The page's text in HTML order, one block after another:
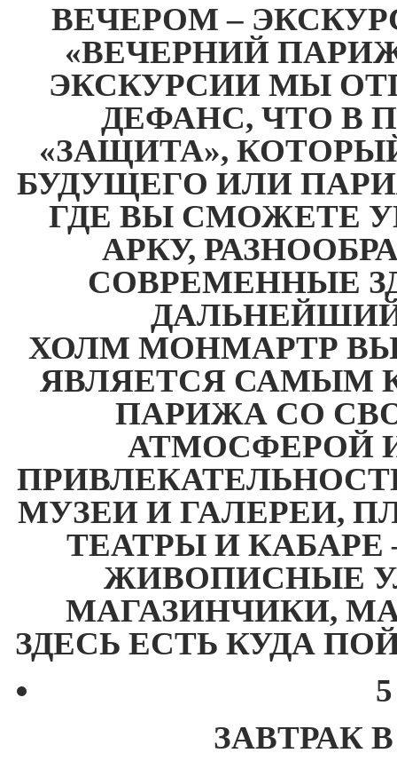
ВЕЧЕРОМ –
«ВЕЧЕРНИЙ
ЭКСКУРСИИ МЫ
ДЕФАНС, ЧТО В
«ЗАЩИТА»,
БУДУЩЕГО ИЛИ
ГДЕ ВЫ СМОЖЕТЕ
АРКУ,
СОВРЕМЕННЫЕ
ХОЛМ МОНМАРТР
ЯВЛЯЕТСЯ САМЫМ
ПАРИЖА СО
АТМОСФЕРОЙ
МУЗЕИ И ГАЛЕРЕИ,
ТЕАТРЫ И КАБАРЕ
ЖИВОПИСНЫЕ
МАГАЗИНЧИКИ,
ЗДЕСЬ ЕСТЬ КУДА
ЗАВТРАК